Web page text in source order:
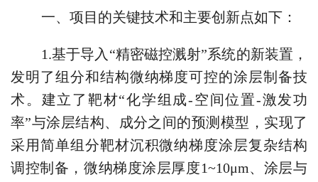
一、 项目的关键技术和主要创新点如下：
1.基于导入“精密磁控溅射”系统的新装置，
发明了组分和结构微纳梯度可控的涂层制备技
术。建立了靶材“化学组成-空间位置-激发功
率”与涂层结构、成分之间的预测模型，实现了
采用简单组分靶材沉积微纳梯度涂层复杂结构
调控制备，微纳梯度涂层厚度1~10μm、涂层与